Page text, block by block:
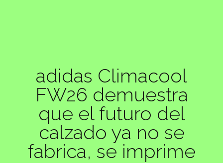
adidas Climacool
FW26 demuestra
que el futuro del
calzado ya no se
fabrica, se imprime